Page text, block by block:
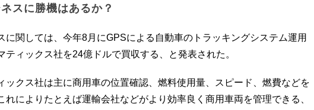
スに勝機はあるか？
関しては、今年8月にGPSによる自動車のトラッキングシステム運用
ティックス社を24億ドルで買収する、と発表された。
クス社は主に商用車の位置確認、燃料使用量、スピード、燃費などを
れによりたとえば運輸会社などがより効率良く商用車両を管理できる、